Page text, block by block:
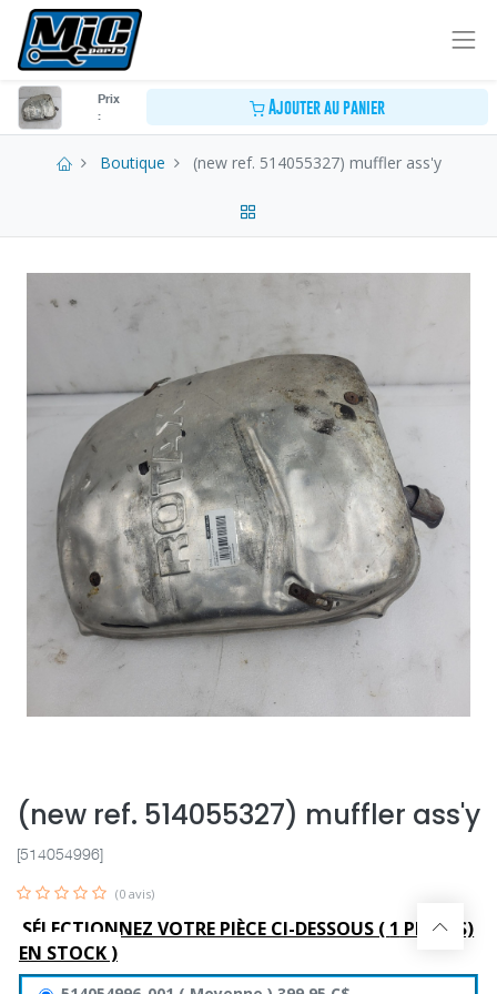
Prix
:
Ajouter au panier
Boutique (new ref. 514055327) muffler ass'y
(new ref. 514055327) muffler ass'y
[514054996]
(0 avis)
SÉLECTIONNEZ VOTRE PIÈCE CI-DESSOUS ( 1 PIÈCE(S)
EN STOCK )